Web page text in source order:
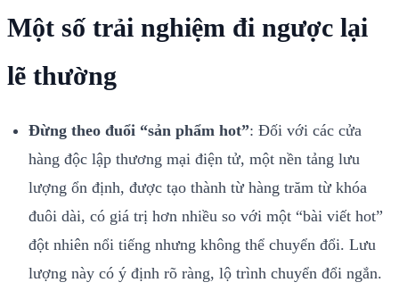
Một số trải nghiệm đi ngược lại
lẽ thường
Đừng theo đuổi “sản phẩm hot”: Đối với các cửa
hàng độc lập thương mại điện tử, một nền tảng lưu
lượng ổn định, được tạo thành từ hàng trăm từ khóa
đuôi dài, có giá trị hơn nhiều so với một “bài viết hot”
đột nhiên nổi tiếng nhưng không thể chuyển đổi. Lưu
lượng này có ý định rõ ràng, lộ trình chuyển đổi ngắn.